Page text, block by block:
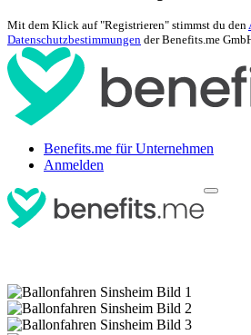
Mit dem Klick auf "Registrieren" stimmst du den
Datenschutzbestimmungen der Benefits.me
Benefits.me für Unternehmen
Anmelden